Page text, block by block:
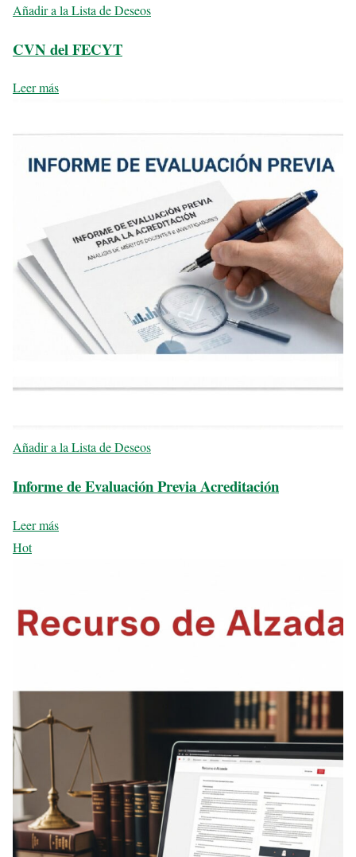
Añadir a la Lista de Deseos
CVN del FECYT
Leer más
Añadir a la Lista de Deseos
Informe de Evaluación Previa Acreditación
Leer más
Hot